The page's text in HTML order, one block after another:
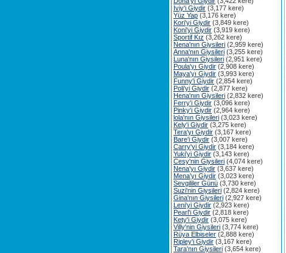
Iviy'i Giydir (3,177 kere)
Yüz Yap (3,176 kere)
Kori'yi Giydir (3,849 kere)
Koni'yi Giydir (3,919 kere)
Sportif Kız (3,262 kere)
Nena'nın Giysileri (2,959 kere)
Anna'nın Giysileri (3,255 kere)
Luna'nın Giysileri (2,951 kere)
Poula'yı Giydir (2,908 kere)
Maya'yı Giydir (3,993 kere)
Funny'i Giydir (2,854 kere)
Poli'yi Giydir (2,877 kere)
Hena'nın Giysileri (2,832 kere)
Ferry'i Giydir (3,096 kere)
Pinky'i Giydir (2,964 kere)
lola'nın Giysileri (3,023 kere)
Kely'i Giydir (3,275 kere)
Tera'yı Giydir (3,167 kere)
Bare'i Giydir (3,007 kere)
Carry'yi Giydir (3,184 kere)
Yuki'yi Giydir (3,143 kere)
Cesy'nin Giysileri (4,074 kere)
Nena'yı Giydir (3,637 kere)
Mena'yı Giydir (3,023 kere)
Sevgililer Günü (3,730 kere)
Suzi'nin Giysileri (2,824 kere)
Gina'nın Giysileri (2,927 kere)
Leni'yi Giydir (2,923 kere)
Pearl'i Giydir (2,818 kere)
Kety'i Giydir (3,075 kere)
Villy'nin Giysileri (3,774 kere)
Rüya Elbiseler (2,888 kere)
Ripley'i Giydir (3,167 kere)
Tara'nın Giysileri (3,654 kere)